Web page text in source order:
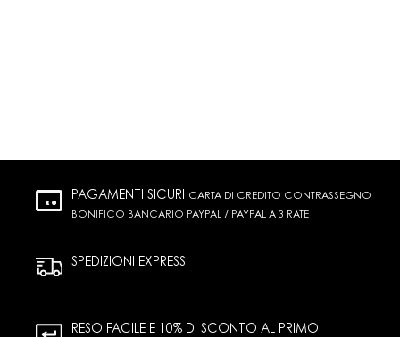
PAGAMENTI SICURI
CARTA DI CREDITO CONTRASSEGNO
BONIFICO BANCARIO PAYPAL / PAYPAL A 3 RATE
SPEDIZIONI EXPRESS
RESO FACILE E 10% DI SCONTO AL PRIMO